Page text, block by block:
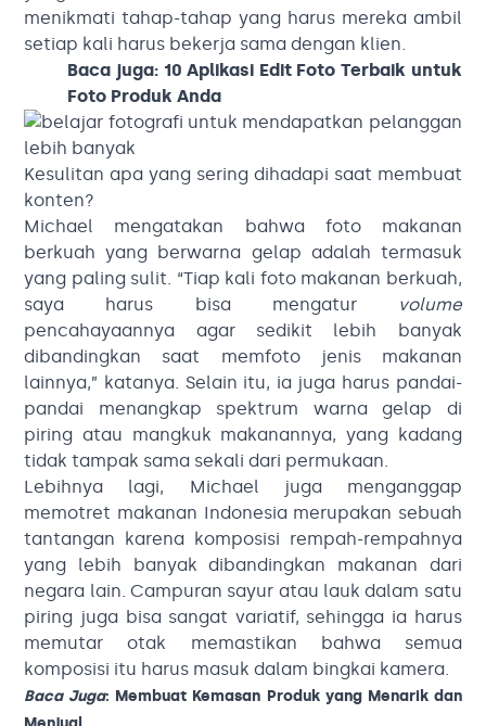
menikmati tahap-tahap yang harus mereka ambil
setiap kali harus bekerja sama dengan klien.
Baca juga: 10 Aplikasi Edit Foto Terbaik untuk
Foto Produk Anda
Kesulitan apa yang sering dihadapi saat membuat
konten?
Michael mengatakan bahwa foto makanan
berkuah yang berwarna gelap adalah termasuk
yang paling sulit. “Tiap kali foto makanan berkuah,
saya harus bisa mengatur
volume
pencahayaannya agar sedikit lebih banyak
dibandingkan saat memfoto jenis makanan
lainnya,” katanya. Selain itu, ia juga harus pandai-
pandai menangkap spektrum warna gelap di
piring atau mangkuk makanannya, yang kadang
tidak tampak sama sekali dari permukaan.
Lebihnya lagi, Michael juga menganggap
memotret makanan Indonesia merupakan sebuah
tantangan karena komposisi rempah-rempahnya
yang lebih banyak dibandingkan makanan dari
negara lain. Campuran sayur atau lauk dalam satu
piring juga bisa sangat variatif, sehingga ia harus
memutar otak memastikan bahwa semua
komposisi itu harus masuk dalam bingkai kamera.
Baca Juga: Membuat Kemasan Produk yang Menarik dan